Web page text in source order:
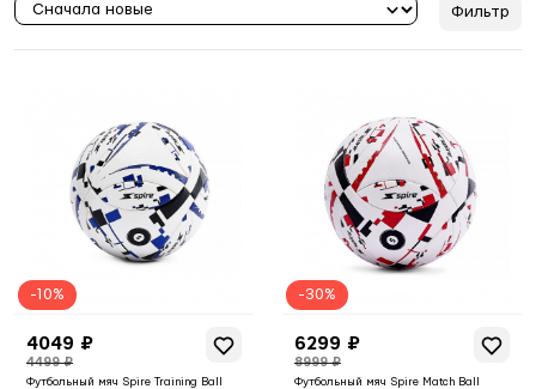
Фильтр
-10%
4049 ₽
4499 ₽
Футбольный мяч Spire Training Ball
-30%
6299 ₽
8999 ₽
Футбольный мяч Spire Match Ball